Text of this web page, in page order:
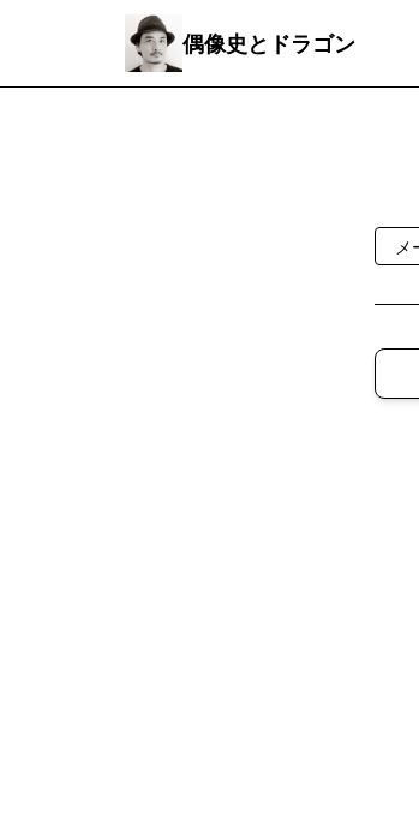
偶像史とドラゴン